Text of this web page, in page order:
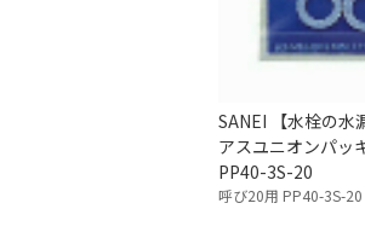
SANEI 【水栓の水
アスユニオンパッ
PP40-3S-20
呼び20用 PP40-3S-20